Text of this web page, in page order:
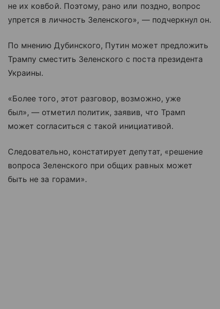
не их ковбой. Поэтому, рано или поздно, вопрос
упрется в личность Зеленского», — подчеркнул он.
По мнению Дубинского, Путин может предложить
Трампу сместить Зеленского с поста президента
Украины.
«Более того, этот разговор, возможно, уже
был», — отметил политик, заявив, что Трамп
может согласиться с такой инициативой.
Следовательно, констатирует депутат, «решение
вопроса Зеленского при общих равных может
быть не за горами».